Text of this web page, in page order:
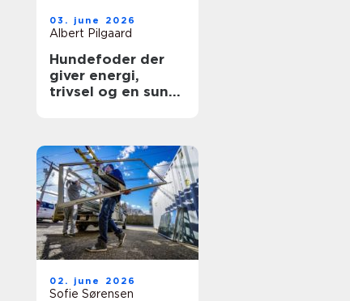
03. june 2026
Albert Pilgaard
Hundefoder der
giver energi,
trivsel og en sund
02. june 2026
Sofie Sørensen